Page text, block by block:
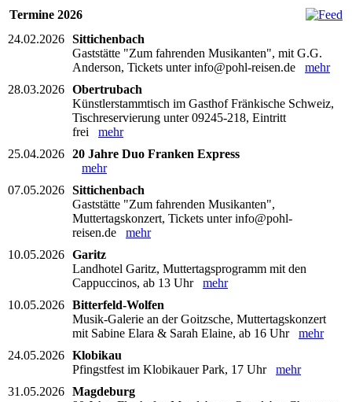
Termine 2026
24.02.2026 Sittichenbach
Gaststätte "Zum fahrenden Musikanten", mit G.G.
Anderson, Tickets unter info@pohl-reisen.de mehr
28.03.2026 Obertrubach
Künstlerstammtisch im Gasthof Fränkische Schweiz,
Tischreservierung unter 09245-218, Eintritt
frei mehr
25.04.2026 20 Jahre Duo Franken Express
mehr
07.05.2026 Sittichenbach
Gaststätte "Zum fahrenden Musikanten",
Muttertagskonzert, Tickets unter info@pohl-
reisen.de mehr
10.05.2026 Garitz
Landhotel Garitz, Muttertagsprogramm mit den
Cappuccinos, ab 13 Uhr mehr
10.05.2026 Bitterfeld-Wolfen
Musik-Galerie an der Goitzsche, Muttertagskonzert
mit Sabine Elara & Sarah Elaine, ab 16 Uhr mehr
24.05.2026 Klobikau
Pfingstfest im Klobikauer Park, 17 Uhr mehr
31.05.2026 Magdeburg